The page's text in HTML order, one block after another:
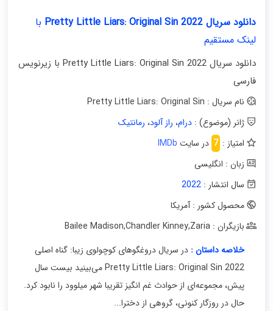
دانلود سریال Pretty Little Liars: Original Sin 2022
با
لینک مستقیم
دانلود سریال Pretty Little Liars: Original Sin 2022 با زیرنویس
فارسی
نام سریال : Pretty Little Liars: Original Sin
ژانر (موضوع) :درام، راز آلود، رمانتیک
امتیاز : 7 در سایت IMDb
زبان : انگلیسی
سال انتشار :2022
محصول کشور : آمریکا
بازیگران : Bailee Madison
,Chandler Kinney,Zaria
خلاصه داستان :در سریال دروغگوهای کوچولوی زیبا: گناه اصلی
Pretty Little Liars: Original Sin 2022 می‌بینید بیست سال
پیش، مجموعه‌ای از حوادث غم انگیز تقریبا شهر میلوود را نابود کرد.
حال در روزگار کنونی، گروهی از دخترا...